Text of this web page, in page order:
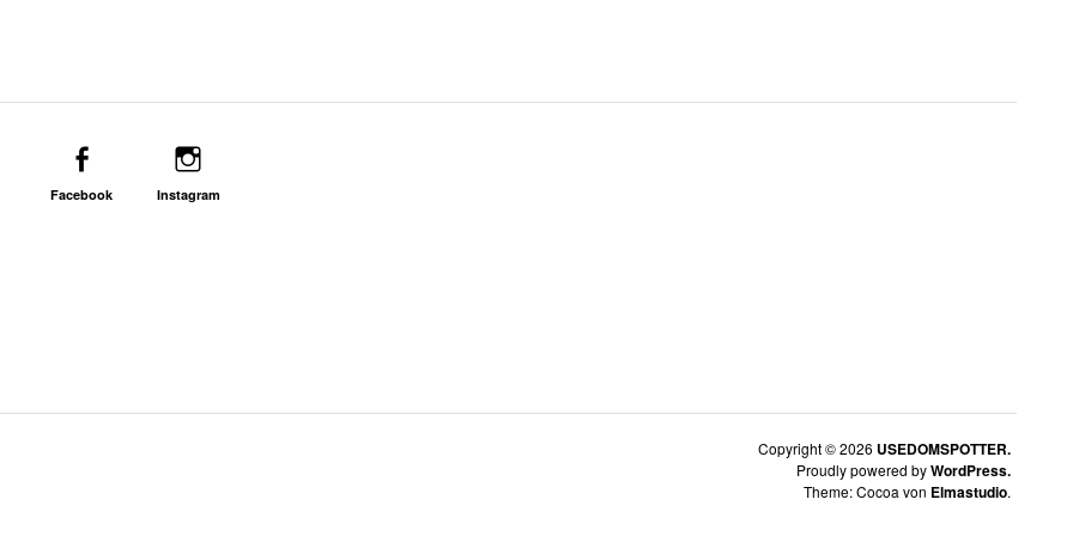
Facebook Instagram
Copyright © 2026 USEDOMSPOTTER.
Proudly powered byWordPress.
Theme: Cocoa von Elmastudio.